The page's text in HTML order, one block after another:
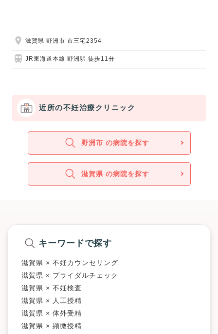
滋賀県 野洲市 市三宅2354
JR東海道本線 野洲駅 徒歩11分
近所の不妊治療クリニック
野洲市 の病院を探す
滋賀県 の病院を探す
キーワードで探す
滋賀県 × 不妊カウンセリング
滋賀県 × ブライダルチェック
滋賀県 × 不妊検査
滋賀県 × 人工授精
滋賀県 × 体外受精
滋賀県 × 顕微授精